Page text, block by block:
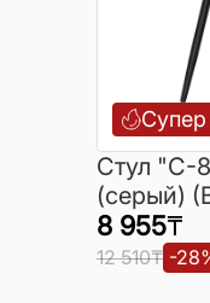
Cтул
(серый)
8 955₸
12 510₸ -28